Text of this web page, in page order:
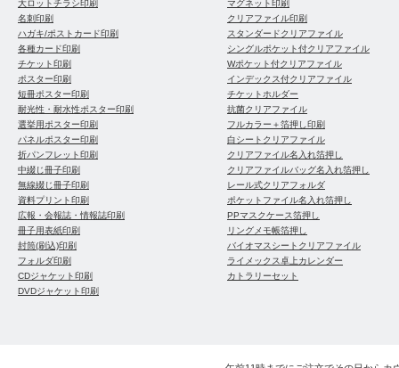
大ロットチラシ印刷
名刺印刷
ハガキ/ポストカード印刷
各種カード印刷
チケット印刷
ポスター印刷
短冊ポスター印刷
耐光性・耐水性ポスター印刷
選挙用ポスター印刷
パネルポスター印刷
折パンフレット印刷
中綴じ冊子印刷
無線綴じ冊子印刷
資料プリント印刷
広報・会報誌・情報誌印刷
冊子用表紙印刷
封筒(刷込)印刷
フォルダ印刷
CDジャケット印刷
DVDジャケット印刷
マグネット印刷
クリアファイル印刷
スタンダードクリアファイル
シングルポケット付クリアファイル
Wポケット付クリアファイル
インデックス付クリアファイル
チケットホルダー
抗菌クリアファイル
フルカラー＋箔押し印刷
白シートクリアファイル
クリアファイル名入れ箔押し
クリアファイルバッグ名入れ箔押し
レール式クリアフォルダ
ポケットファイル名入れ箔押し
PPマスクケース箔押し
リングメモ帳箔押し
バイオマスシートクリアファイル
ライメックス卓上カレンダー
カトラリーセット